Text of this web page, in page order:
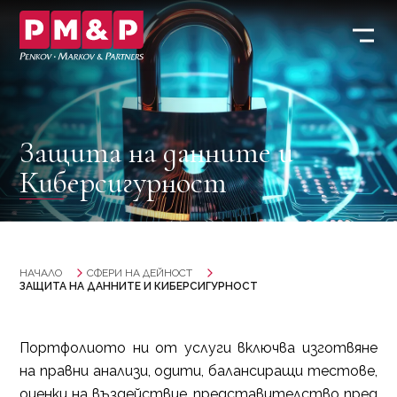
Защита на данните и
Киберсигурност
НАЧАЛО
СФЕРИ НА ДЕЙНОСТ
ЗАЩИТА НА ДАННИТЕ И КИБЕРСИГУРНОСТ
Портфолиото ни от услуги включва изготвяне
на правни анализи, одити, балансиращи тестове,